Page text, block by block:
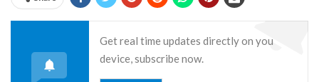
Get real time updates directly on you
device, subscribe now.